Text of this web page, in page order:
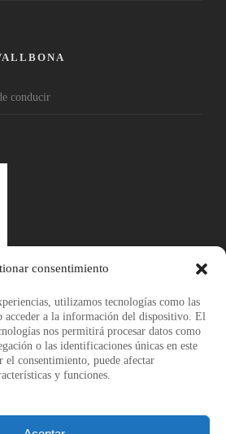
consentimiento
utilizamos tecnologías como las
acceder a la información del dispositivo. El
nos permitirá procesar datos como
o las identificaciones únicas en este
consentimiento, puede afectar
y funciones.
conducir